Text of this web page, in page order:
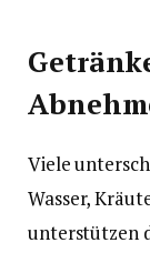
Viele
Wasser,
unterstützen